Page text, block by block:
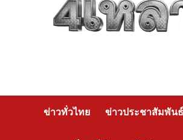
ข่าวทั่วไทย ข่าวประชาสัมพันธ์